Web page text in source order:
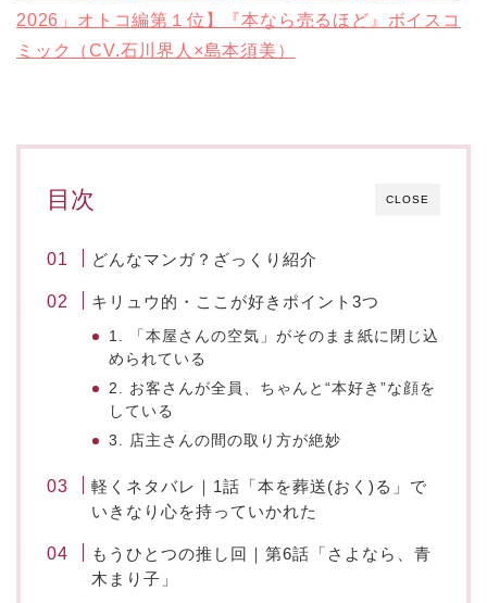
2026」オトコ編第１位】『本なら売るほど』ボイスコ
ミック（CV.石川界人×島本須美）
CLOSE
目次
どんなマンガ？ざっくり紹介
キリュウ的・ここが好きポイント3つ
1. 「本屋さんの空気」がそのまま紙に閉じ込
められている
2. お客さんが全員、ちゃんと“本好き”な顔を
している
3. 店主さんの間の取り方が絶妙
軽くネタバレ｜1話「本を葬送(おく)る」で
いきなり心を持っていかれた
もうひとつの推し回｜第6話「さよなら、青
木まり子」